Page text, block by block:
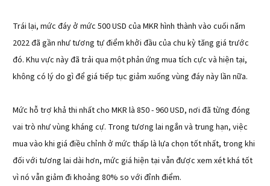
Trái lại, mức đáy ở mức 500 USD của MKR hình thành vào cuối năm
2022 đã gần như tương tự điểm khởi đầu của chu kỳ tăng giá trước
đó. Khu vực này đã trải qua một phản ứng mua tích cực và hiện tại,
không có lý do gì để giá tiếp tục giảm xuống vùng đáy này lần nữa.
Mức hỗ trợ khả thi nhất cho MKR là 850 - 960 USD, nơi đã từng đóng
vai trò như vùng kháng cự. Trong tương lai ngắn và trung hạn, việc
mua vào khi giá điều chỉnh ở mức thấp là lựa chọn tốt nhất, trong khi
đối với tương lai dài hơn, mức giá hiện tại vẫn được xem xét khá tốt
vì nó vẫn giảm đi khoảng 80% so với đỉnh điểm.